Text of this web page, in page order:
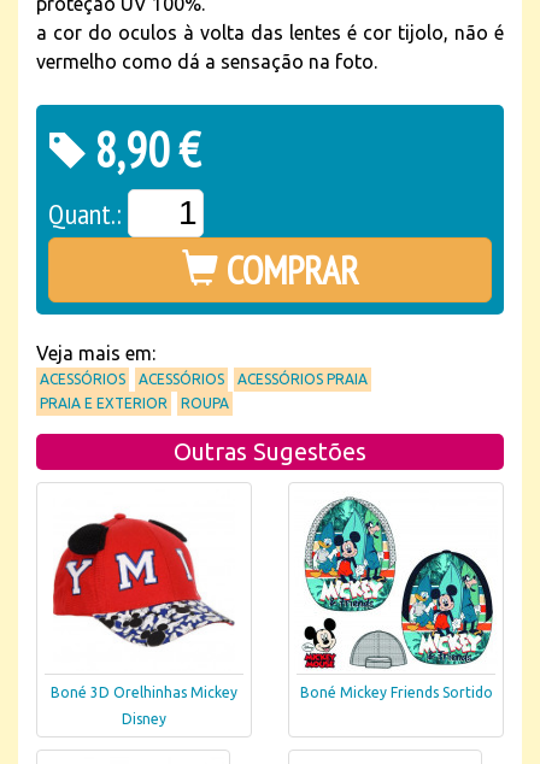
a cor do oculos à volta das lentes é cor tijolo, não é
vermelho como dá a sensação na foto.
8,90 €
Quant.:
COMPRAR
Veja mais em:
ACESSÓRIOS ACESSÓRIOS
ACESSÓRIOS PRAIA
PRAIA E EXTERIOR
ROUPA
Outras Sugestões
Boné 3D Orelhinhas Mickey
Disney
Boné Mickey Friends Sortido